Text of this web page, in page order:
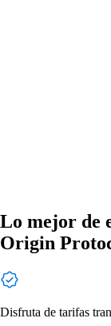
Lo mejor de
Origin
Disfruta de tarifas